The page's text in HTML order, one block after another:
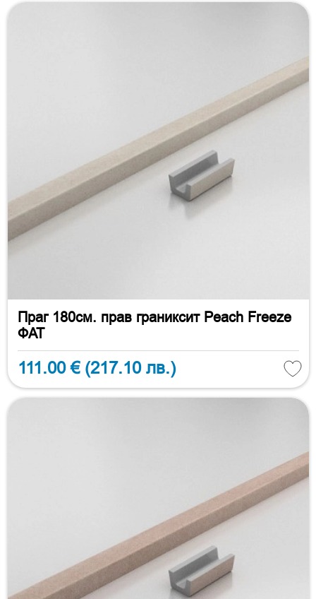
Праг 180см. прав граниксит Peach Freeze
ФАТ
111.00 € (217.10 лв.)